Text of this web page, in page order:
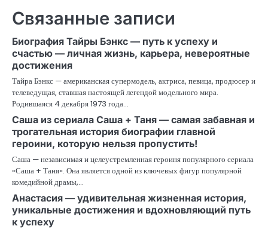
Связанные записи
Биография Тайры Бэнкс — путь к успеху и
счастью — личная жизнь, карьера, невероятные
достижения
Тайра Бэнкс — американская супермодель, актриса, певица, продюсер и
телеведущая, ставшая настоящей легендой модельного мира.
Родившаяся 4 декабря 1973 года…
Саша из сериала Саша + Таня — самая забавная и
трогательная история биографии главной
героини, которую нельзя пропустить!
Саша — независимая и целеустремленная героиня популярного сериала
«Саша + Таня». Она является одной из ключевых фигур популярной
комедийной драмы,…
Анастасия — удивительная жизненная история,
уникальные достижения и вдохновляющий путь
к успеху